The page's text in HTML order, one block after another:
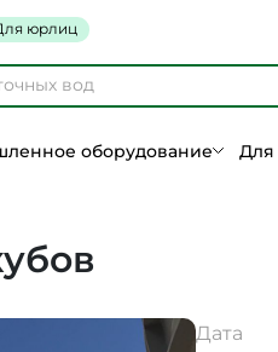
юрлиц
оборудование
Дата